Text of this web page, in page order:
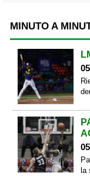
MINUTO A
la